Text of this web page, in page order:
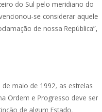
do Sul pelo meridiano do
se considerar aquele
de nossa República”,
de maio de 1992, as estrelas
Ordem e Progresso deve ser
de algum Estado.